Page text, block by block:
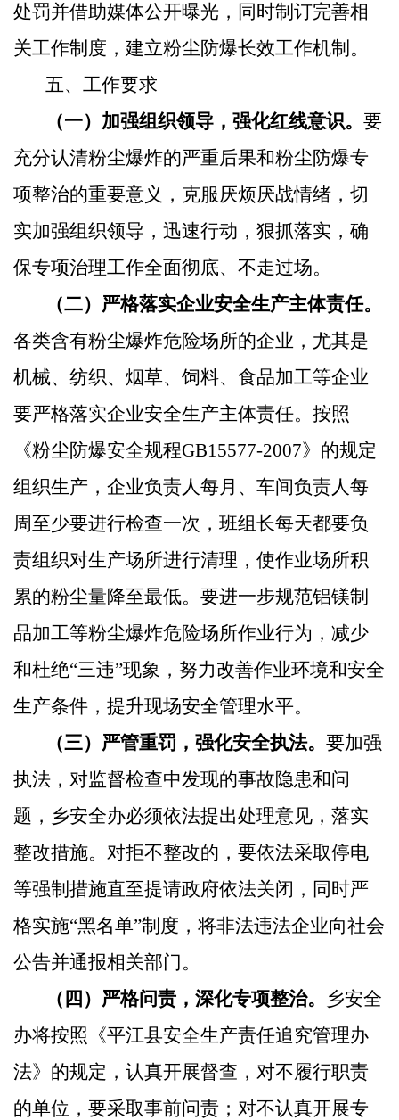
处罚并借助媒体公开曝光，同时制订完善相
关工作制度，建立粉尘防爆长效工作机制。
五、工作要求
（一）加强组织领导，强化红线意识。 要
充分认清粉尘爆炸的严重后果和粉尘防爆专
项整治的重要意义，克服厌烦厌战情绪，切
实加强组织领导，迅速行动，狠抓落实，确
保专项治理工作全面彻底、不走过场。
（二）严格落实企业安全生产主体责任。
各类含有粉尘爆炸危险场所的企业，尤其是
机械、纺织、烟草、饲料、食品加工等企业
要严格落实企业安全生产主体责任。按照
《粉尘防爆安全规程GB15577-2007》的规定
组织生产，企业负责人每月、车间负责人每
周至少要进行检查一次，班组长每天都要负
责组织对生产场所进行清理，使作业场所积
累的粉尘量降至最低。要进一步规范铝镁制
品加工等粉尘爆炸危险场所作业行为，减少
和杜绝“三违”现象，努力改善作业环境和安全
生产条件，提升现场安全管理水平。
（三）严管重罚，强化安全执法。 要加强
执法，对监督检查中发现的事故隐患和问
题，乡安全办必须依法提出处理意见，落实
整改措施。对拒不整改的，要依法采取停电
等强制措施直至提请政府依法关闭，同时严
格实施“黑名单”制度，将非法违法企业向社会
公告并通报相关部门。
（四）严格问责，深化专项整治。
乡安全
办将按照《平江县安全生产责任追究管理办
法》的规定，认真开展督查，对不履行职责
的单位，要采取事前问责；对不认真开展专